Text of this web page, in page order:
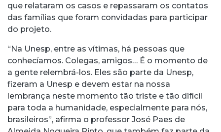
que relataram os casos e repassaram os contatos
das famílias que foram convidadas para participar
do projeto.
“Na Unesp, entre as vítimas, há pessoas que
conhecíamos. Colegas, amigos… É o momento de
a gente relembrá-los. Eles são parte da Unesp,
fizeram a Unesp e devem estar na nossa
lembrança neste momento tão triste e tão difícil
para toda a humanidade, especialmente para nós,
brasileiros”, afirma o professor José Paes de